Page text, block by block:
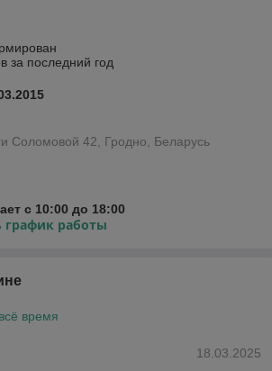
за последний год
Соломовой 42, Гродно, Беларусь
с 10:00 до 18:00
график работы
время
18.03.2025